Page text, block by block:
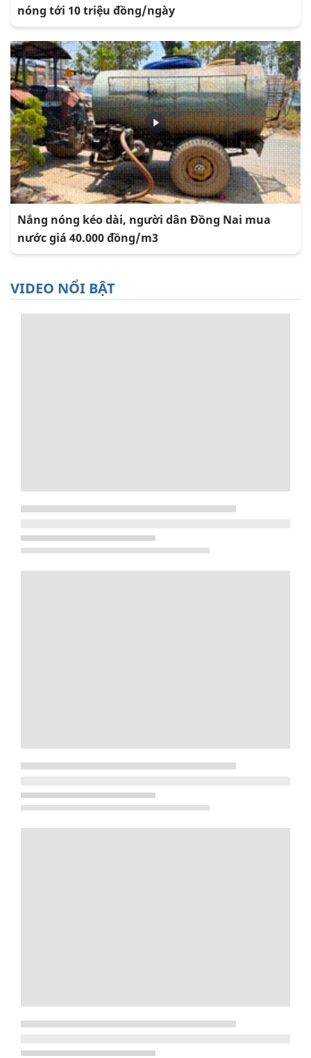
nóng tới 10 triệu đồng/ngày
Nắng nóng kéo dài, người dân Đồng Nai mua
nước giá 40.000 đồng/m3
VIDEO NỔI BẬT